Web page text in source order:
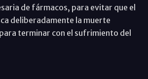
de fármacos, para evitar que el
deliberadamente la muerte
terminar con el sufrimiento del